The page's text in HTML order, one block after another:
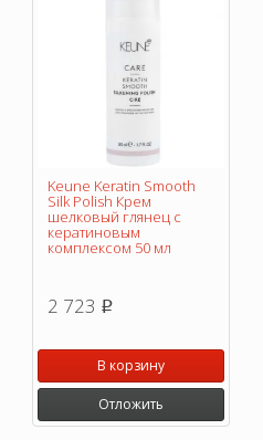
Keune Keratin Smooth
Silk Polish Крем
шелковый глянец с
кератиновым
комплексом 50 мл
2 723 p
В корзину
Отложить